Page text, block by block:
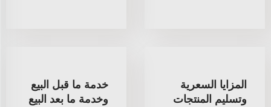
المزايا السعرية
وتسليم المنتجات
خدمة ما قبل البيع
وخدمة ما بعد البيع